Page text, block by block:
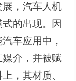
，汽车人机
的出现。因
车应用中，
介，并被赋
，其材质、